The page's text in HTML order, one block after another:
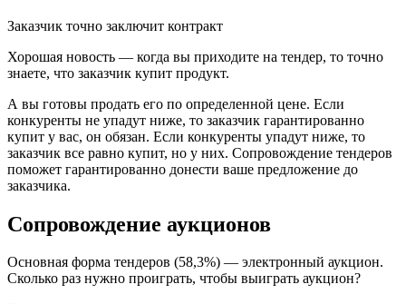
Заказчик точно заключит контракт
Хорошая новость — когда вы приходите на тендер, то точно
знаете, что заказчик купит продукт.
А вы готовы продать его по определенной цене. Если
конкуренты не упадут ниже, то заказчик гарантированно
купит у вас, он обязан. Если конкуренты упадут ниже, то
заказчик все равно купит, но у них. Сопровождение тендеров
поможет гарантированно донести ваше предложение до
заказчика.
Сопровождение аукционов
Основная форма тендеров (58,3%) — электронный аукцион.
Сколько раз нужно проиграть, чтобы выиграть аукцион?